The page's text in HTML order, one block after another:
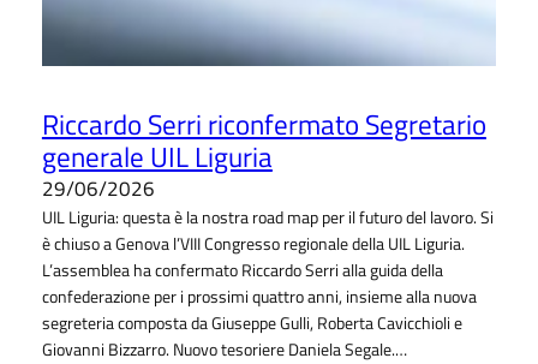
Riccardo Serri riconfermato Segretario
generale UIL Liguria
29/06/2026
UIL Liguria: questa è la nostra road map per il futuro del lavoro. Si
è chiuso a Genova l’VIII Congresso regionale della UIL Liguria.
L’assemblea ha confermato Riccardo Serri alla guida della
confederazione per i prossimi quattro anni, insieme alla nuova
segreteria composta da Giuseppe Gulli, Roberta Cavicchioli e
Giovanni Bizzarro. Nuovo tesoriere Daniela Segale.…